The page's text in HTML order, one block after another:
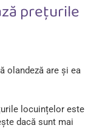
prețurile
olandeză are și ea
locuințelor este
dacă sunt mai